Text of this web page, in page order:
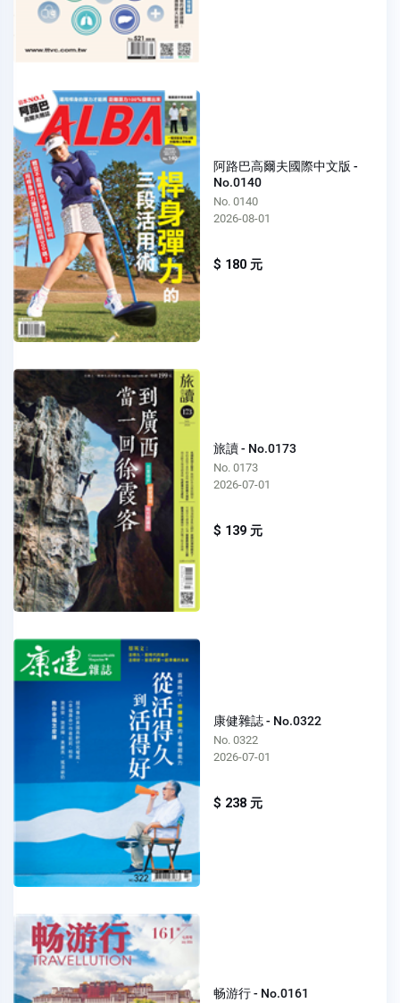
阿路巴高爾夫國際中文版 -
No.0140
No. 0140
2026-08-01
$ 180 元
旅讀 - No.0173
No. 0173
2026-07-01
$ 139 元
康健雜誌 - No.0322
No. 0322
2026-07-01
$ 238 元
畅游行 - No.0161